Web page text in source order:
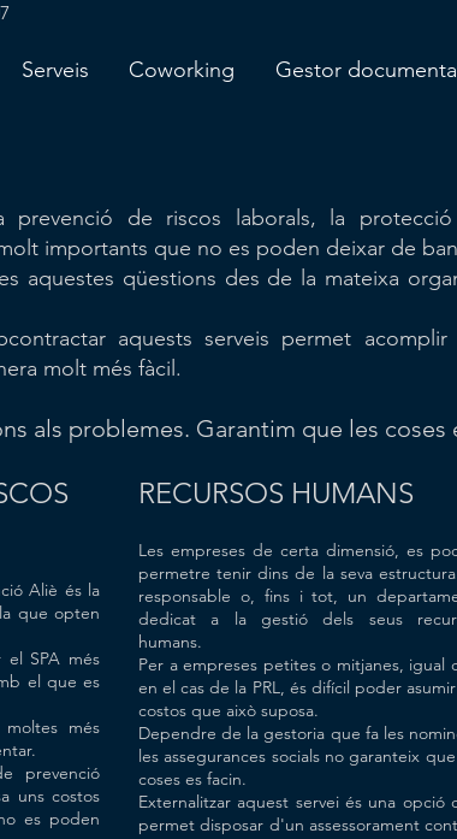
Serveis Coworking Gestor documental
prevenció de riscos laborals, la
importants que no es poden deixar de
aquestes qüestions des de la mateixa
aquests serveis permet
molt més fàcil.
als problemes. Garantim que les coses
Aliè és la
que opten
SPA més
el que es
més
prevenció
uns costos
es poden
RECURSOS HUMANS
Les empreses de certa dimensió, es
permetre tenir dins de la seva
responsable o, fins i tot, un
dedicat a la gestió dels seus
humans.
Per a empreses petites o mitjanes, igual
en el cas de la PRL, és difícil poder
costos que això suposa.
Dependre de la gestoria que fa les
les assegurances socials no garanteix
coses es facin.
Externalitzar aquest servei és una opció
permet disposar d'un assessorament